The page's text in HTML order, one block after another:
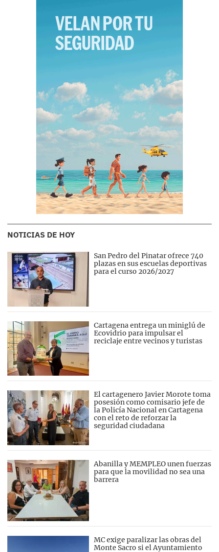
NOTICIAS DE HOY
San Pedro del Pinatar ofrece 740
plazas en sus escuelas deportivas
para el curso 2026/2027
Cartagena entrega un miniglú de
Ecovidrio para impulsar el
reciclaje entre vecinos y turistas
El cartagenero Javier Morote toma
posesión como comisario jefe de
la Policía Nacional en Cartagena
con el reto de reforzar la
seguridad ciudadana
Abanilla y MEMPLEO unen fuerzas
para que la movilidad no sea una
barrera
MC exige paralizar las obras del
Monte Sacro si el Ayuntamiento